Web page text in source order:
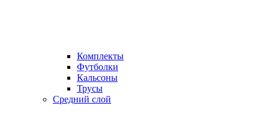
Комплекты
Футболки
Кальсоны
Трусы
Средний слой